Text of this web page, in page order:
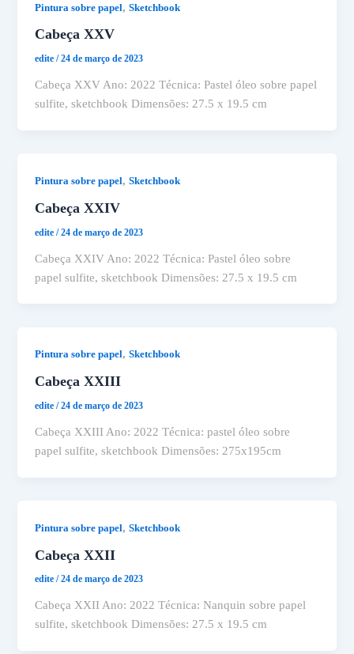
Pintura sobre papel,Sketchbook
Cabeça XXV
edite/24 de março de 2023
Cabeça XXV Ano: 2022 Técnica: Pastel óleo sobre papel
sulfite, sketchbook Dimensões: 27.5 x 19.5 cm
Pintura sobre papel,Sketchbook
Cabeça XXIV
edite/24 de março de 2023
Cabeça XXIV Ano: 2022 Técnica: Pastel óleo sobre
papel sulfite, sketchbook Dimensões: 27.5 x 19.5 cm
Pintura sobre papel,Sketchbook
Cabeça XXIII
edite/24 de março de 2023
Cabeça XXIII Ano: 2022 Técnica: pastel óleo sobre
papel sulfite, sketchbook Dimensões: 275x195cm
Pintura sobre papel,Sketchbook
Cabeça XXII
edite/24 de março de 2023
Cabeça XXII Ano: 2022 Técnica: Nanquin sobre papel
sulfite, sketchbook Dimensões: 27.5 x 19.5 cm